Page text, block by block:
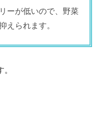
ーが低いので、野菜
えられます。